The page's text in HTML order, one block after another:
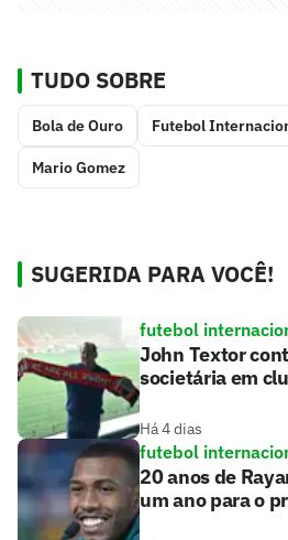
TUDO SOBRE
Bola de Ouro Futebol
Mario Gomez
SUGERIDA PARA VOCÊ!
futebol
John Textor
societária em
Há 4 dias
futebol
20 anos de
um ano para o